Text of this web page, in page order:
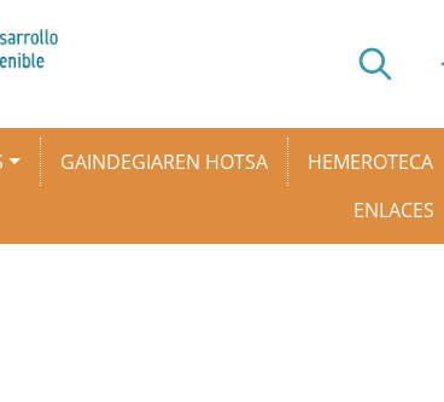
GAINDEGIAREN HOTSA
HEMEROTECA
ENLACES